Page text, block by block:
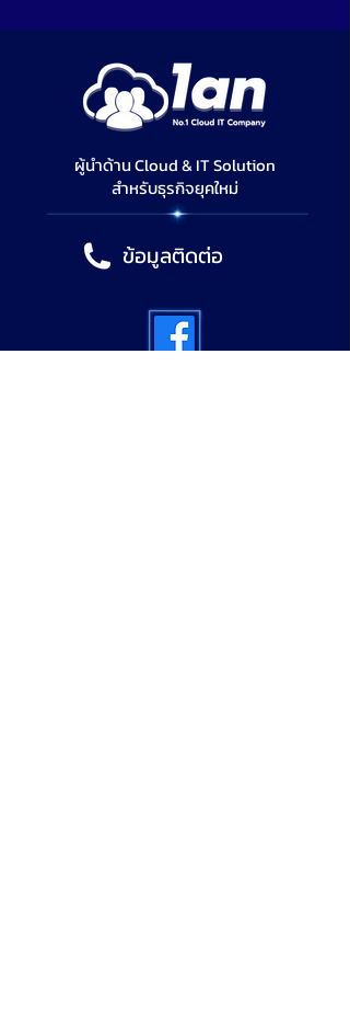
ผู้นำด้าน Cloud & IT Solution
สำหรับธุรกิจยุคใหม่
ข้อมูลติดต่อ